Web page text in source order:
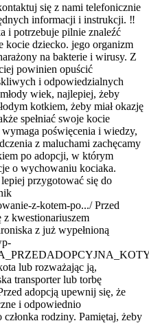
się z nami telefonicznie
informacji i instrukcji. ‼
i potrzebuje pilnie znaleźć
kocie dziecko. jego organizm
na bakterie i wirusy. Z
powinien opuścić
i odpowiedzialnych
wiek, najlepiej, żeby
kotkiem, żeby miał okazję
spełniać swoje kocie
poświęcenia i wiedzy,
z maluchami zachęcamy
po adopcji, w którym
o wychowaniu kociaka.
przygotować się do
z-kotem-po.../ Przed
z kwestionariuszem
z już wypełnioną
lub rozważając ją,
transporter lub torbę
adopcją upewnij się, że
i odpowiednio
rodziny. Pamiętaj, żeby